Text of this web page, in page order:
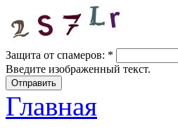
Защита от спамеров: *
Введите изображенный текст.
Главная